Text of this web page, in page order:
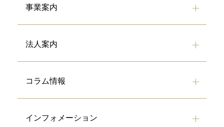
事業案内
法人案内
コラム情報
インフォメーション